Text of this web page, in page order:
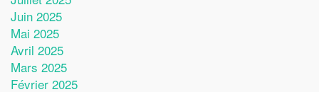
Juin 2025
Mai 2025
Avril 2025
Mars 2025
Février 2025